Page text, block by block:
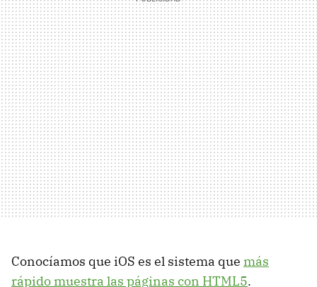
Conocíamos que iOS es el sistema que más
rápido muestra las páginas con HTML5.